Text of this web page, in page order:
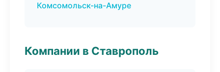
Комсомольск-на-Амуре
Компании в Ставрополь